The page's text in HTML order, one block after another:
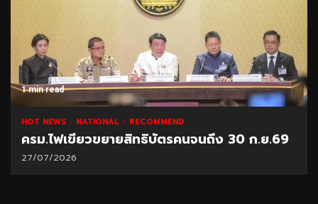
1 min read
HOT NEWS NATIONAL RECOMMEND
ครม.ไฟเขียวขยายสิทธิบัตรคนจนถึง 30 ก.ย.69
27/07/2026